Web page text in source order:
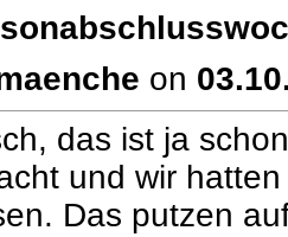
on
das ist ja
und wir
Das putzen